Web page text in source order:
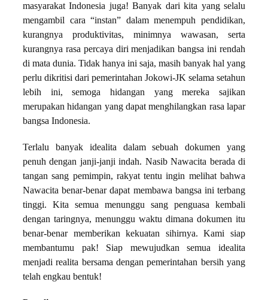
masyarakat Indonesia juga! Banyak dari kita yang selalu
mengambil cara “instan” dalam menempuh pendidikan,
kurangnya produktivitas, minimnya wawasan, serta
kurangnya rasa percaya diri menjadikan bangsa ini rendah
di mata dunia. Tidak hanya ini saja, masih banyak hal yang
perlu dikritisi dari pemerintahan Jokowi-JK selama setahun
lebih ini, semoga hidangan yang mereka sajikan
merupakan hidangan yang dapat menghilangkan rasa lapar
bangsa Indonesia.
Terlalu banyak idealita dalam sebuah dokumen yang
penuh dengan janji-janji indah. Nasib Nawacita berada di
tangan sang pemimpin, rakyat tentu ingin melihat bahwa
Nawacita benar-benar dapat membawa bangsa ini terbang
tinggi. Kita semua menunggu sang penguasa kembali
dengan taringnya, menunggu waktu dimana dokumen itu
benar-benar memberikan kekuatan sihirnya. Kami siap
membantumu pak! Siap mewujudkan semua idealita
menjadi realita bersama dengan pemerintahan bersih yang
telah engkau bentuk!